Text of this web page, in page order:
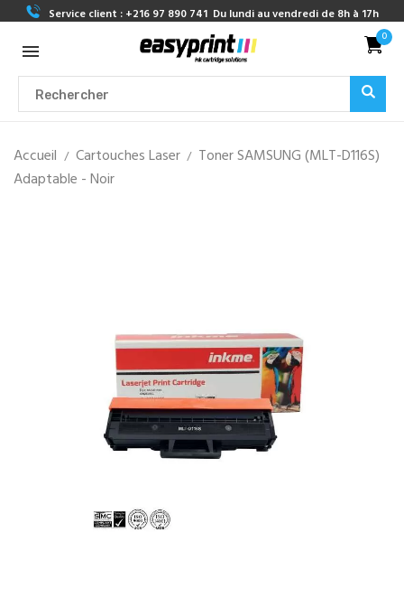
Service client : +216 97 890 741 Du lundi au vendredi de 8h à 17h
0
Accueil Cartouches Laser
Toner SAMSUNG (MLT-D116S)
Adaptable - Noir